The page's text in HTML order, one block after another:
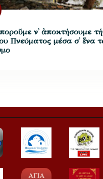
ποροῦμε ν᾿ ἀποκτήσουμε
Πνεύματος μέσα σ᾿ ἕνα